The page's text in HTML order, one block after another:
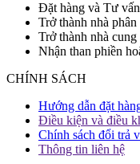
Đặt hàng và Tư
Trở thành nhà
Trở thành nhà
Nhận than phiền
CHÍNH SÁCH
Hướng dẫn đặt
Điều kiện và điều
Chính sách đổi trả
Thông tin liên hệ